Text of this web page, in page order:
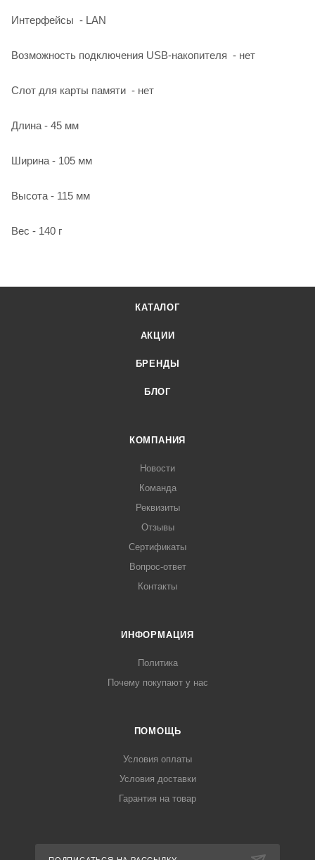
Интерфейсы - LAN
Возможность подключения USB-накопителя - нет
Слот для карты памяти - нет
Длина - 45 мм
Ширина - 105 мм
Высота - 115 мм
Вес - 140 г
КАТАЛОГ
АКЦИИ
БРЕНДЫ
БЛОГ
КОМПАНИЯ
Новости
Команда
Реквизиты
Отзывы
Сертификаты
Вопрос-ответ
Контакты
ИНФОРМАЦИЯ
Политика
Почему покупают у нас
ПОМОЩЬ
Условия оплаты
Условия доставки
Гарантия на товар